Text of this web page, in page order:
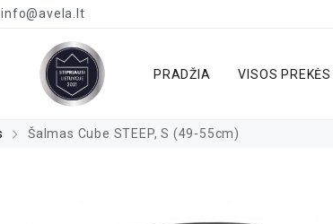
info@avela.lt
PRADŽIA VISOS PREKĖS
Šalmas Cube STEEP, S (49-55cm)